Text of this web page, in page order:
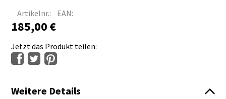
Artikelnr.: EAN:
185,00€
Jetzt das Produkt teilen:
Weitere Details